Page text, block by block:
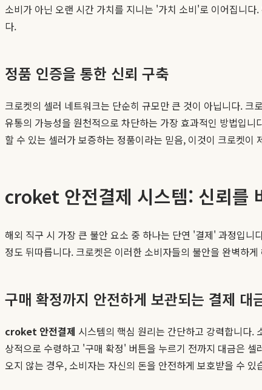
소비가 아닌 오랜 시간 가치를 지니는 '가치 소비'로 이어집니
다.
정품 인증을 통한 신뢰 구축
크로켓의 셀러 네트워크는 단순히 규모만 큰 것이 아닙니다.
유통의 가능성을 원천적으로 차단하는 가장 효과적인 방법입
할 수 있는 셀러가 보증하는 정품이라는 믿음, 이것이 크로켓
croket 안전결제 시스템: 신뢰를
해외 직구 시 가장 큰 불안 요소 중 하나는 단연 '결제' 과정입
정도 뒤따릅니다. 크로켓은 이러한 소비자들의 불안을 완벽하
구매 확정까지 안전하게 보관되는 결제 대
croket 안전결제 시스템의 핵심 원리는 간단하고 강력합니다.
상적으로 수령하고 '구매 확정' 버튼을 누르기 전까지 대금은
오지 않는 경우, 소비자는 자신의 돈을 안전하게 보호받을 수